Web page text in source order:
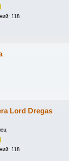
118
Lord Dregas
118